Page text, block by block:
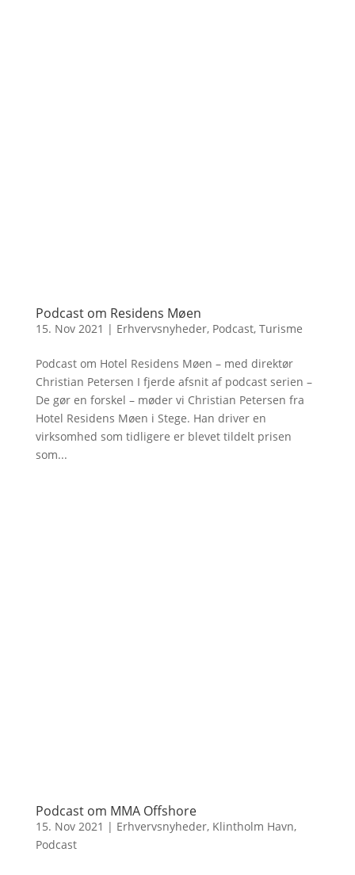
Podcast om Residens Møen
15. Nov 2021 | Erhvervsnyheder, Podcast, Turisme
Podcast om Hotel Residens Møen – med direktør
Christian Petersen I fjerde afsnit af podcast serien –
De gør en forskel – møder vi Christian Petersen fra
Hotel Residens Møen i Stege. Han driver en
virksomhed som tidligere er blevet tildelt prisen
som...
Podcast om MMA Offshore
15. Nov 2021 | Erhvervsnyheder, Klintholm Havn,
Podcast